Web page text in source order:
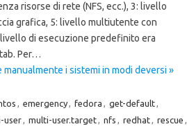
risorse di rete (NFS, ecc.), 3: livello
grafica, 5: livello multiutente con
di esecuzione predefinito era
Per…
manualmente i sistemi in modi deversi »
, emergency, fedora , get-default,
user, multi-user.target, nfs , redhat, rescue ,